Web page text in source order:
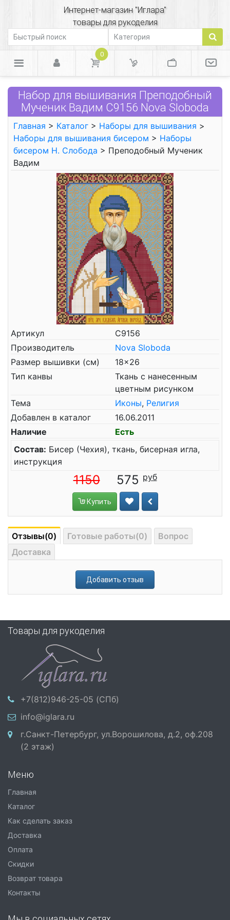
Интернет-магазин "Иглара"
товары для рукоделия
0
Набор для вышивания Преподобный
Мученик Вадим С9156 Nova Sloboda
Главная > Каталог > Наборы для вышивания >
Наборы для вышивания бисером > Наборы
бисером Н. Слобода > Преподобный Мученик
Вадим
Артикул
С9156
Производитель
Nova Sloboda
Размер вышивки (см)
18x26
Тип канвы
Ткань с нанесенным
цветным рисунком
Тема
Иконы, Религия
Добавлен в каталог
16.06.2011
Наличие
Есть
Состав: Бисер (Чехия), ткань, бисерная игла,
инструкция
1150 575
Купить
Отзывы(0) Готовые работы(0)
Вопрос
Доставка
Добавить отзыв
Товары для рукоделия
+7(812)946-25-05 (СПб)
info@iglara.ru
г.Санкт-Петербург, ул.Ворошилова, д.2, оф.208
(2 этаж)
Меню
Главная
Каталог
Как сделать заказ
Доставка
Оплата
Скидки
Возврат товара
Контакты